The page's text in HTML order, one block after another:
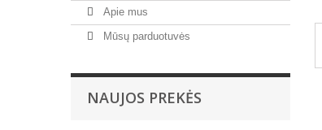
Apie mus
Mūsų parduotuvės
NAUJOS PREKĖS